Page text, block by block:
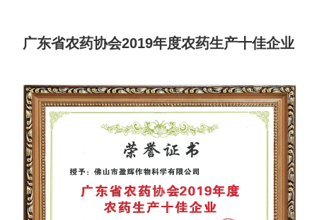
广东省农药协会2019年度农药生产十佳企业